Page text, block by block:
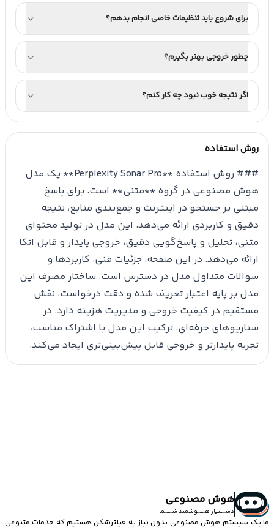
برای شروع باید تنظیمات خاصی انجام بدهم؟
چطور خروجی بهتر بگیرم؟
اگر نتیجه خوب نبود چه کار کنم؟
روش استفاده
### روش استفاده **Perplexity Sonar Pro** یک مدل
هوش مصنوعی در گروه **متنی** است. برای پاسخ
مبتنی بر جستجو در اینترنت و جمع‌بندی منابع، نتیجه
دقیق و کاربردی ارائه می‌دهد. این مدل در تولید محتوای
متنی، تحلیل و پاسخ‌گویی دقیق، خروجی پایدار و قابل اتکا
ارائه می‌دهد. در این صفحه، جزئیات فنی، کاربردها و
سوالات متداول مدل در دسترس است. ساختار مصرف این
مدل بر پایه اعتبار تعریف شده و دقت درخواست، نقش
مستقیم در کیفیت خروجی و مدیریت هزینه دارد. در
سناریوهای حرفه‌ای، ترکیب این مدل با اشتراک مناسب،
تجربه پایدارتر و خروجی قابل پیش‌بینی‌تری ایجاد می‌کند.
هوش مصنوعی
دســــتیار هــــــوشمند شــــــما
ما یک سیستم هوش مصنوعی بدون نیاز به فیلترشکن هستیم که خدمات متنوعی